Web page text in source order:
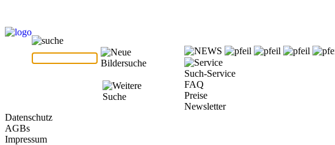
Such-Service
FAQ
Preise
Newsletter
Datenschutz
AGBs
Impressum